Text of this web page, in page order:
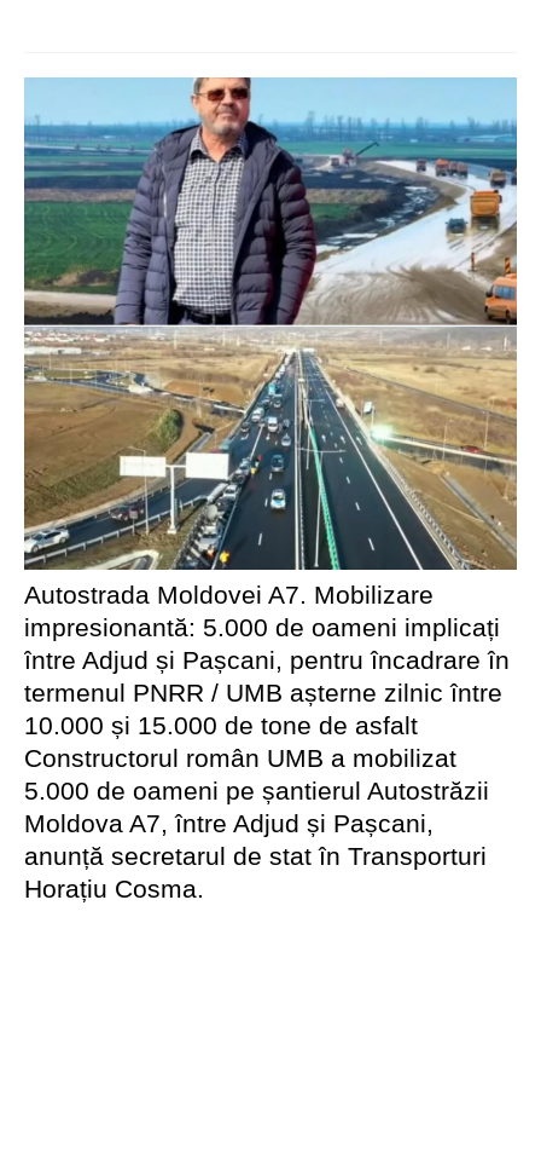
Autostrada Moldovei A7. Mobilizare
impresionantă: 5.000 de oameni implicați
între Adjud și Pașcani, pentru încadrare în
termenul PNRR / UMB așterne zilnic între
10.000 și 15.000 de tone de asfalt
Constructorul român UMB a mobilizat
5.000 de oameni pe șantierul Autostrăzii
Moldova A7, între Adjud și Pașcani,
anunță secretarul de stat în Transporturi
Horațiu Cosma.